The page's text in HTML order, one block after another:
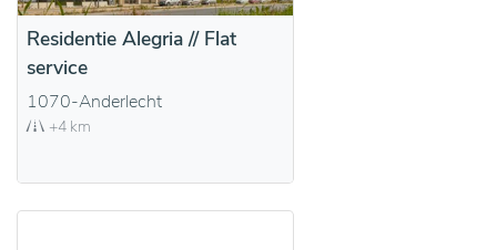
Residentie Alegria // Flat
service
1070-Anderlecht
+4 km